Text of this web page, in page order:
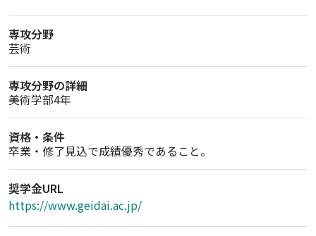
専攻分野
芸術
専攻分野の詳細
美術学部4年
資格・条件
卒業・修了見込で成績優秀であること。
奨学金URL
https://www.geidai.ac.jp/